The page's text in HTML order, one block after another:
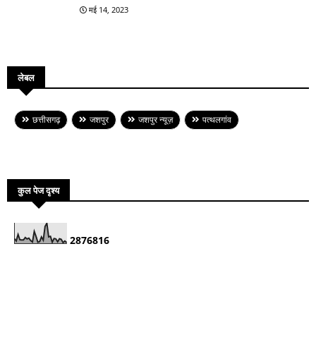
मई 14, 2023
लेबल
छत्तीसगढ़ जशपुर जशपुर न्यूज़ पत्थलगांव
कुल पेज दृश्य
2876816